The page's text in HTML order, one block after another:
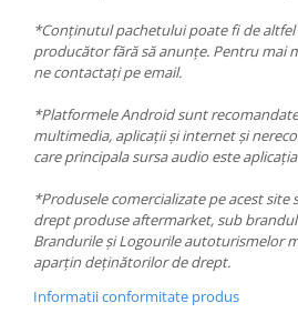
*Conținutul pachetului poate fi de
producător fără să anunțe. Pentru mai
ne contactați pe email.
*Platformele Android sunt
multimedia, aplicații și internet și
care principala sursa audio este
*Produsele comercializate pe acest
drept produse aftermarket, sub brandul
Brandurile și Logourile autoturismelor
aparțin deținătorilor de drept.
Informatii conformitate produs